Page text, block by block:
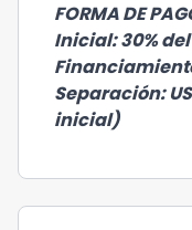
FORMA DE
Inicial: 30%
Separación:
inicial)